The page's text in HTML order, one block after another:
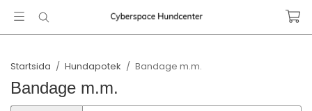
Startsida / Hundapotek / Bandage m.m.
Bandage m.m.